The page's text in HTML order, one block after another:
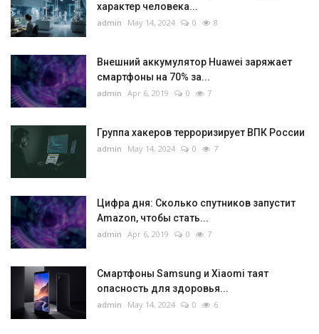
характер человека...
admin May 14, 2024 0 8
Внешний аккумулятор Huawei заряжает
смартфоны на 70% за...
admin Apr 6, 2019 0 7
Группа хакеров терроризирует ВПК России
admin May 14, 2024 0 7
Цифра дня: Сколько спутников запустит
Amazon, чтобы стать...
admin Apr 6, 2019 0 7
Смартфоны Samsung и Xiaomi таят
опасность для здоровья...
admin May 14, 2024 0 6